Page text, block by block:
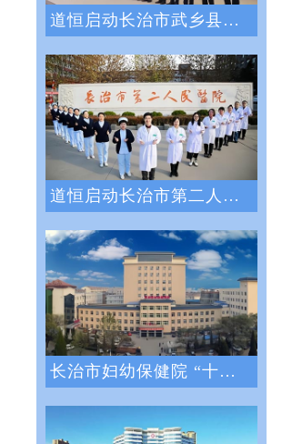
道恒启动长治市武乡县人民医院绩效管理体系
道恒启动长治市第二人民医院绩效管理咨询服
长治市妇幼保健院 “十四五”医院战略与绩